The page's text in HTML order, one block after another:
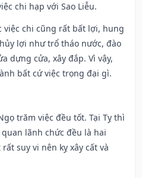
chi hạp với Sao Liễu.
việc chi cũng rất bất lợi, hung
lợi như trổ tháo nước, đào
dựng cửa, xây đắp. Vì vậy,
bất cứ việc trọng đại gì.
trăm việc đều tốt. Tại Tỵ thì
lãnh chức đều là hai
suy vi nên kỵ xây cất và